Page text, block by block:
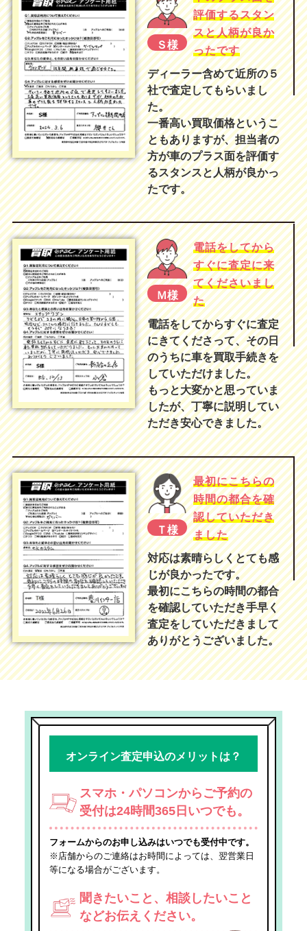
Ｓ様
評価するスタン
スと人柄が良か
ったです
ディーラー含めて近所の５
社で査定してもらいまし
た。
一番高い買取価格というこ
ともありますが、担当者の
方が車のプラス面を評価す
るスタンスと人柄が良かっ
たです。
Ｍ様
電話をしてから
すぐに査定に来
てくださいまし
た
電話をしてからすぐに査定
にきてくださって、その日
のうちに車を買取手続きを
していただけました。
もっと大変かと思っていま
したが、丁寧に説明してい
ただき安心できました。
Ｔ様
最初にこちらの
時間の都合を確
認していただき
ました
対応は素晴らしくとても感
じが良かったです。
最初にこちらの時間の都合
を確認していただき手早く
査定をしていただきまして
ありがとうございました。
オンライン査定申込のメリットは？
スマホ・パソコンからご予約の
受付は24時間365日いつでも。
フォームからのお申し込みはいつでも受付中です。
※店舗からのご連絡はお時間によっては、翌営業日
等になる場合がございます。
聞きたいこと、相談したいこと
などお伝えください。